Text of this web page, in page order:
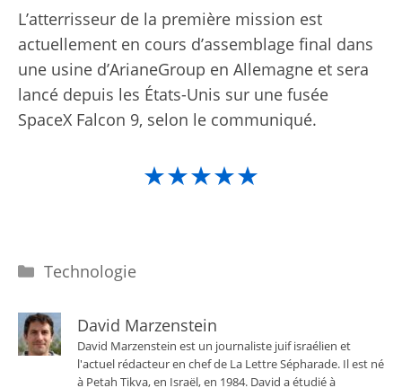
L’atterrisseur de la première mission est
actuellement en cours d’assemblage final dans
une usine d’ArianeGroup en Allemagne et sera
lancé depuis les États-Unis sur une fusée
SpaceX Falcon 9, selon le communiqué.
★★★★★
Catégories
Technologie
David Marzenstein
David Marzenstein est un journaliste juif israélien et
l'actuel rédacteur en chef de La Lettre Sépharade. Il est né
à Petah Tikva, en Israël, en 1984. David a étudié à